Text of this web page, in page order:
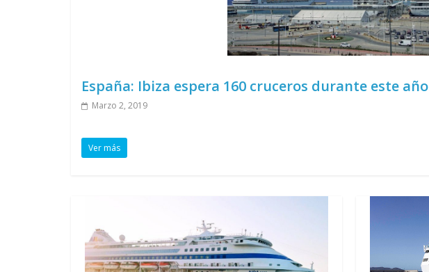
España: Ibiza espera 160 cruceros durante este año
Marzo 2, 2019
Ver más